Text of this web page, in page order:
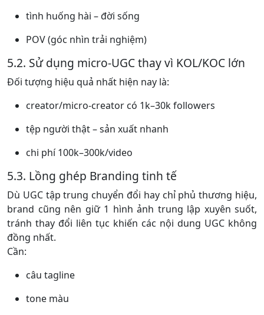
tình huống hài – đời sống
POV (góc nhìn trải nghiệm)
5.2. Sử dụng micro-UGC thay vì KOL/KOC lớn
Đối tượng hiệu quả nhất hiện nay là:
creator/micro-creator có 1k–30k followers
tệp người thật – sản xuất nhanh
chi phí 100k–300k/video
5.3. Lồng ghép Branding tinh tế
Dù UGC tập trung chuyển đổi hay chỉ phủ thương hiệu,
brand cũng nên giữ 1 hình ảnh trung lập xuyên suốt,
tránh thay đổi liên tục khiến các nội dung UGC không
đồng nhất.
Cần:
câu tagline
tone màu